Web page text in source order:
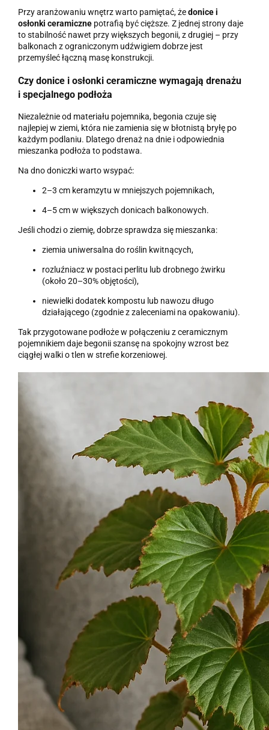
Przy aranżowaniu wnętrz warto pamiętać, żedonice i
osłonki ceramiczne potrafią być cięższe. Z jednej strony daje
to stabilność nawet przy większych begonii, z drugiej – przy
balkonach z ograniczonym udźwigiem dobrze jest
przemyśleć łączną masę konstrukcji.
Czy donice i osłonki ceramiczne wymagają drenażu
i specjalnego podłoża
Niezależnie od materiału pojemnika, begonia czuje się
najlepiej w ziemi, która nie zamienia się w błotnistą bryłę po
każdym podlaniu. Dlatego drenaż na dnie i odpowiednia
mieszanka podłoża to podstawa.
Na dno doniczki warto wsypać:
2–3 cm keramzytu w mniejszych pojemnikach,
4–5 cm w większych donicach balkonowych.
Jeśli chodzi o ziemię, dobrze sprawdza się mieszanka:
ziemia uniwersalna do roślin kwitnących,
rozluźniacz w postaci perlitu lub drobnego żwirku
(około 20–30% objętości),
niewielki dodatek kompostu lub nawozu długo
działającego (zgodnie z zaleceniami na opakowaniu).
Tak przygotowane podłoże w połączeniu z ceramicznym
pojemnikiem daje begonii szansę na spokojny wzrost bez
ciągłej walki o tlen w strefie korzeniowej.